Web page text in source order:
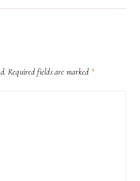
Required fields are marked *